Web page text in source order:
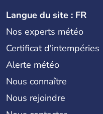
Langue du site : FR
Nos experts météo
Certificat d'intempéries
Alerte météo
Nous connaître
Nous rejoindre